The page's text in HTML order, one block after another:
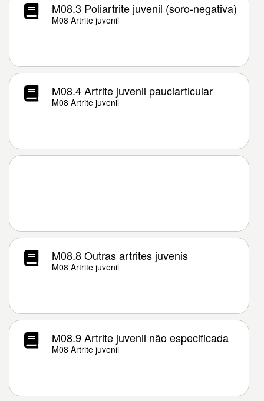
M08.3 Poliartrite juvenil (soro-negativa)
M08 Artrite juvenil
M08.4 Artrite juvenil pauciarticular
M08 Artrite juvenil
M08.8 Outras artrites juvenis
M08 Artrite juvenil
M08.9 Artrite juvenil não especificada
M08 Artrite juvenil